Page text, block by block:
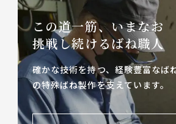
この道一筋、いまなお
挑戦し続けるばね職人
確かな技術を持つ、経験豊富なば
の特殊ばね製作を支えています。